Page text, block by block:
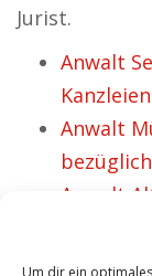
Um dir ein
Jurist.
Anwalt
Anwalt
Anwalt
Anwalt